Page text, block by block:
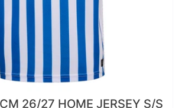
26/27 HOME JERSEY S/S